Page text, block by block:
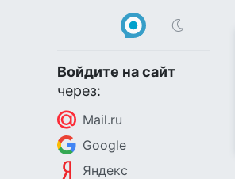
Войдите на сайт
через:
Mail.ru
Google
Яндекс